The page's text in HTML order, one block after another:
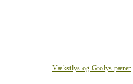
Vækstlys og Grolys pærer